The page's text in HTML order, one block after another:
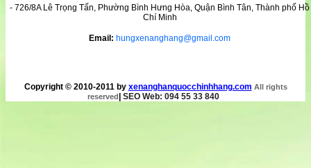
- 726/8A Lê Trọng Tấn, Phường Bình Hưng Hòa, Quận Bình Tân, Thành phố Hồ
Chí Minh
Email: hungxenanghang@gmail.com
Copyright © 2010-2011 by xenanghanquocchinhhang.com All rights
reserved SEO Web: 094 55 33 840